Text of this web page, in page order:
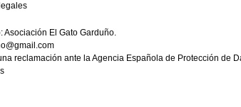
Asociación El Gato Garduño.
reclamación ante la Agencia Española de Protección de